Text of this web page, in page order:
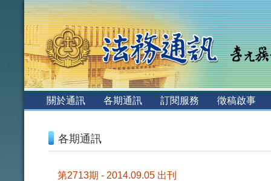
關於通訊 各期通訊 訂閱服務
徵稿啟事
各期通訊
第2713期 - 2014.09.05 出刊